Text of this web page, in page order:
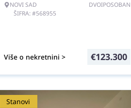
NOVI SAD
ŠIFRA: #568955
DVOIPOSOBAN
Više o nekretnini > €123.300
Stanovi